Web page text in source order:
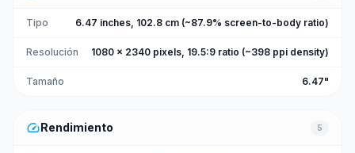
Tipo 6.47 inches, 102.8 cm (~87.9% screen-to-body ratio)
Resolución 1080 x 2340 pixels, 19.5:9 ratio (~398 ppi density)
Tamaño 6.47"
speedRendimiento 5